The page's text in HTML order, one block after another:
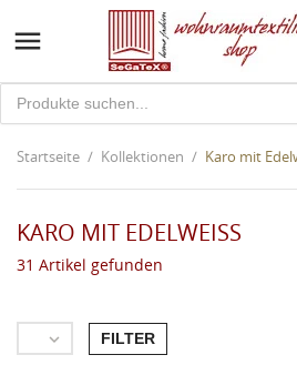

Startseite Kollektionen Karo mit
KARO MIT EDELWEISS
31 Artikel gefunden
 FILTER